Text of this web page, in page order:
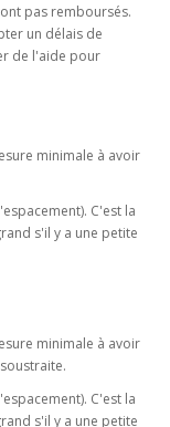
pas remboursés.
un délais de
de l'aide pour
minimale à avoir
C'est la
s'il y a une petite
minimale à avoir
C'est la
s'il y a une petite